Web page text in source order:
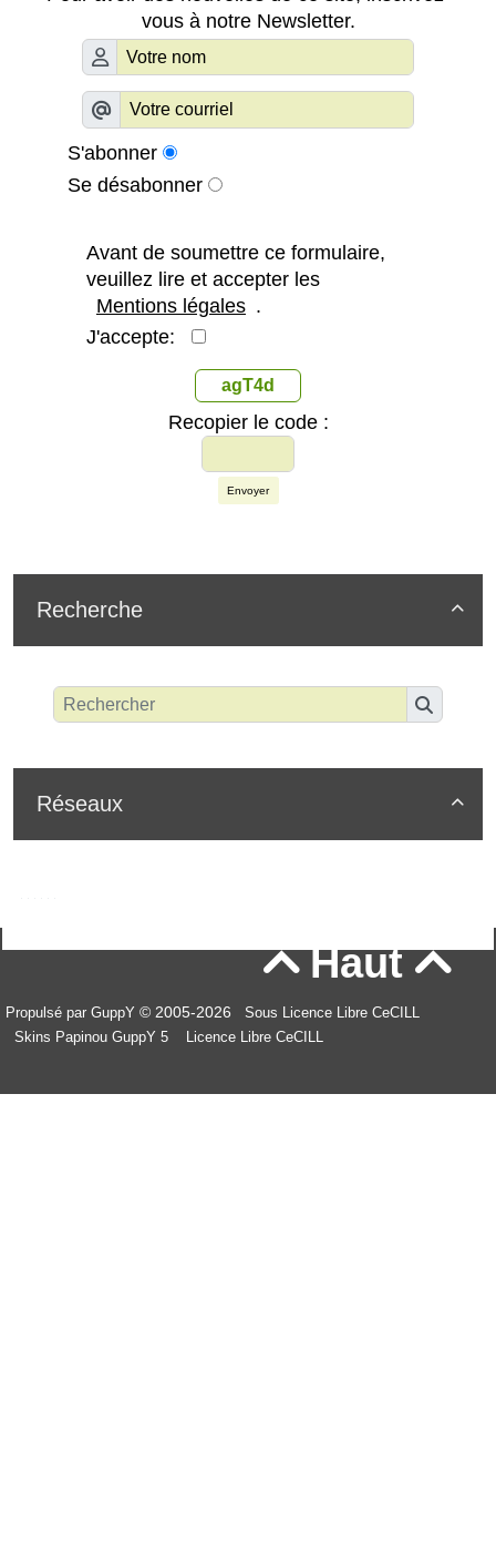
vous à notre Newsletter.
S'abonner
Se désabonner
Avant de soumettre ce formulaire,
veuillez lire et accepter les
Mentions légales .
J'accepte:
agT4d
Recopier le code :
Envoyer

Recherche

Réseaux
Haut
Propulsé par GuppY © 2005-2026
Sous Licence Libre CeCILL
Skins Papinou GuppY 5
Licence Libre CeCILL